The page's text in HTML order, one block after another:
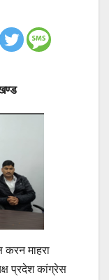
करन माहरा
प्रदेश कांग्रेस